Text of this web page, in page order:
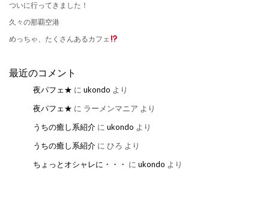
ついに行ってきました！
久々の那覇空港
めっちゃ、たくさんあるカフェ
最近のコメント
夜パフェ★ に ukondo より
夜パフェ★ に ラーメンマニア より
うちの癒し系紹介 に ukondo より
うちの癒し系紹介 に ひろ より
ちょっとオシャレに・・・ に ukondo より